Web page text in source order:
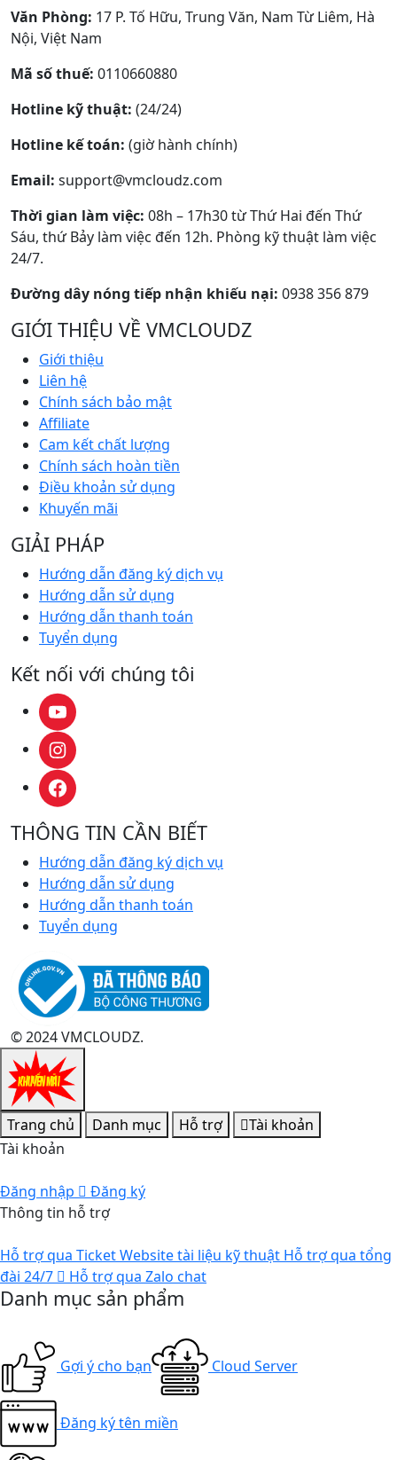
Văn Phòng: 17 P. Tố Hữu, Trung Văn, Nam Từ Liêm, Hà
Nội, Việt Nam
Mã số thuế: 0110660880
Hotline kỹ thuật: (24/24)
Hotline kế toán: (giờ hành chính)
Email: support@vmcloudz.com
Thời gian làm việc: 08h – 17h30 từ Thứ Hai đến Thứ
Sáu, thứ Bảy làm việc đến 12h. Phòng kỹ thuật làm việc
24/7.
Đường dây nóng tiếp nhận khiếu nại: 0938 356 879
GIỚI THIỆU VỀ VMCLOUDZ
Giới thiệu
Liên hệ
Chính sách bảo mật
Affiliate
Cam kết chất lượng
Chính sách hoàn tiền
Điều khoản sử dụng
Khuyến mãi
GIẢI PHÁP
Hướng dẫn đăng ký dịch vụ
Hướng dẫn sử dụng
Hướng dẫn thanh toán
Tuyển dụng
Kết nối với chúng tôi
THÔNG TIN CẦN BIẾT
Hướng dẫn đăng ký dịch vụ
Hướng dẫn sử dụng
Hướng dẫn thanh toán
Tuyển dụng
© 2024 VMCLOUDZ.
Trang chủ Danh mục Hỗ trợ
Tài khoản
Tài khoản
Đăng nhập
Đăng ký
Thông tin hỗ trợ
Hỗ trợ qua TicketWebsite tài liệu kỹ thuật Hỗ trợ qua tổng
đài 24/7
Hỗ trợ qua Zalo chat
Danh mục sản phẩm
Gợi ý cho bạn Cloud Server
Đăng ký tên miền